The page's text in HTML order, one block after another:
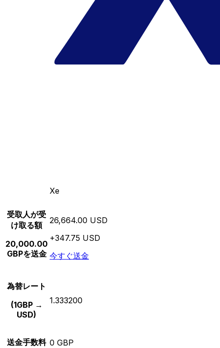
Xe
受取人が受
け取る額
20,000.00
GBPを送金
26,664.00 USD
+347.75 USD
今すぐ送金
為替レート
(1GBP →
USD)
1.333200
送金手数料 0 GBP